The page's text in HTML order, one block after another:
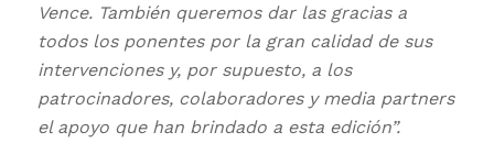
Vence. También queremos dar las gracias a
todos los ponentes por la gran calidad de sus
intervenciones y, por supuesto, a los
patrocinadores, colaboradores y media partners
el apoyo que han brindado a esta edición”.